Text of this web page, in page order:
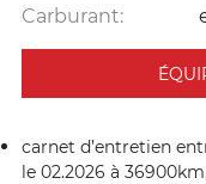
Carburant:
carnet d’entretien
le 02.2026 à